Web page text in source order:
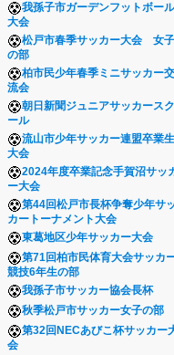
我孫子市ガーデンフットボール
大会
松戸市春季サッカー大会 女子
の部
柏市民少年春季ミニサッカー交
流会
朝日新聞ジュニアサッカースク
ール
流山市少年サッカー連盟卒業生
大会
2024年度卒業記念手賀沼サッ
ー大会
第44回松戸市長杯争奪少年サ
カートーナメント大会
東葛地区少年サッカー大会
第71回柏市民体育大会サッカ
競技6年生の部
我孫子市サッカー協会長杯
秋季松戸市サッカー女子の部
第32回NECあびこ杯サッカー
会